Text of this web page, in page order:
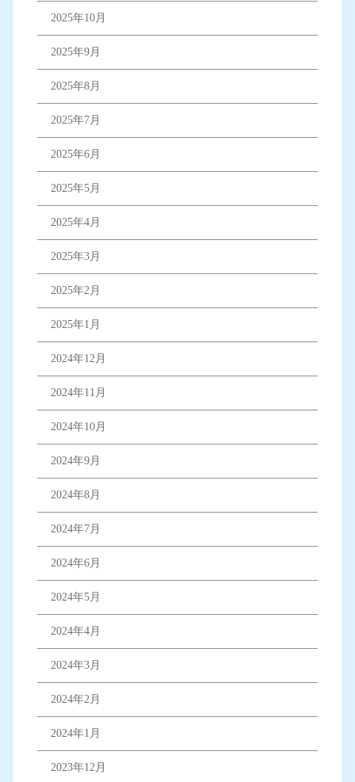
2025年10月
2025年9月
2025年8月
2025年7月
2025年6月
2025年5月
2025年4月
2025年3月
2025年2月
2025年1月
2024年12月
2024年11月
2024年10月
2024年9月
2024年8月
2024年7月
2024年6月
2024年5月
2024年4月
2024年3月
2024年2月
2024年1月
2023年12月